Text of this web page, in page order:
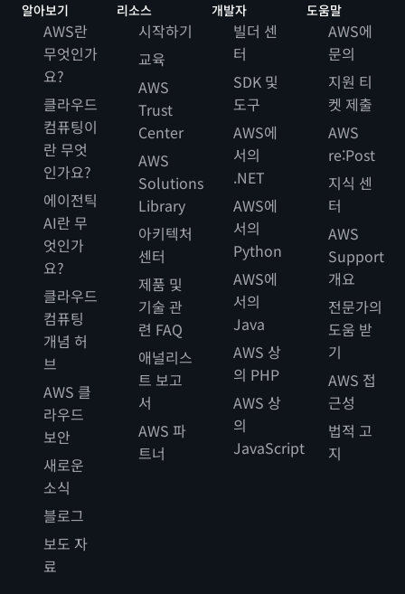
알아보기
AWS란
무엇인가
요?
클라우드
컴퓨팅이
란 무엇
인가요?
에이전틱
AI란 무
엇인가
요?
클라우드
컴퓨팅
개념 허
브
AWS 클
라우드
보안
새로운
소식
블로그
보도 자
료
리소스
시작하기
교육
AWS
Trust
Center
AWS
Solutions
Library
아키텍처
센터
제품 및
기술 관
련 FAQ
애널리스
트 보고
서
AWS 파
트너
개발자
빌더 센
터
SDK 및
도구
AWS에
서의
.NET
AWS에
서의
Python
AWS에
서의
Java
AWS 상
의 PHP
AWS 상
의
JavaScript
도움말
AWS에
문의
지원 티
켓 제출
AWS
re:Post
지식 센
터
AWS
Support
개요
전문가의
도움 받
기
AWS 접
근성
법적 고
지